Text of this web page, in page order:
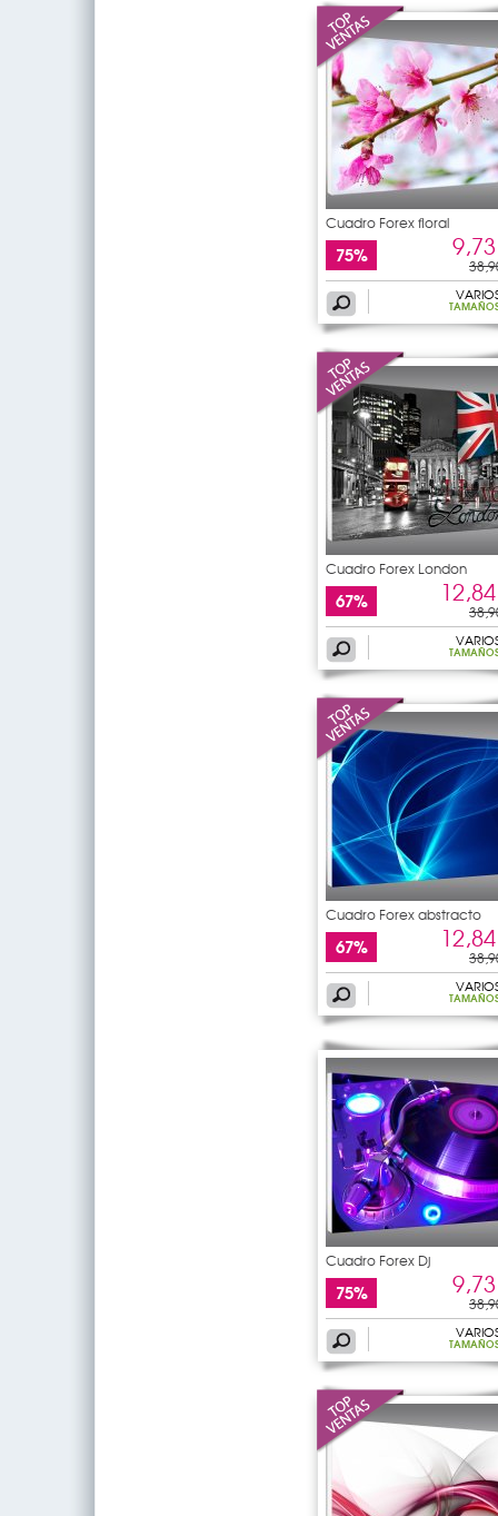
Cuadro Forex floral
75%
Cuadro Forex London
67%
Cuadro Forex abstracto
67%
Cuadro Forex Dj
75%